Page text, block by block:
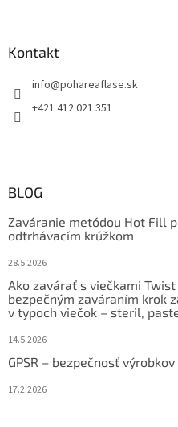
Kontakt
info@pohareaflase.sk
+421 412 021 351
BLOG
Zaváranie metódou Hot Fill
odtrhávacím krúžkom
28.5.2026
Ako zavárať s viečkami
bezpečným zaváraním krok
v typoch viečok – steril,
14.5.2026
GPSR – bezpečnosť
17.2.2026